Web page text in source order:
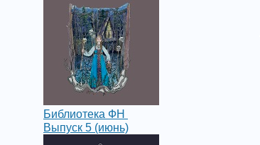
Библиотека ФН
Выпуск 5 (июнь)